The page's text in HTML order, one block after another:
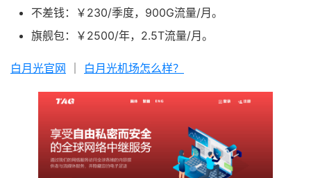
不差钱：￥230/季度，900G流量/月。
旗舰包：￥2500/年，2.5T流量/月。
白月光官网 白月光机场怎么样？